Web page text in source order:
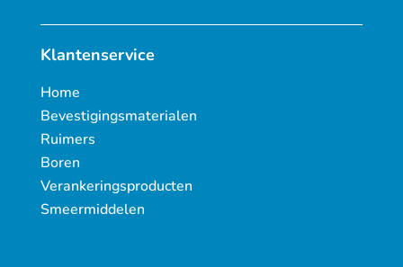
Klantenservice
Home
Bevestigingsmaterialen
Ruimers
Boren
Verankeringsproducten
Smeermiddelen